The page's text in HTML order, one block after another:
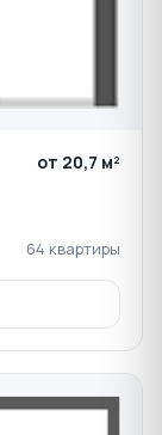
от 20,7 м²
64 квартиры